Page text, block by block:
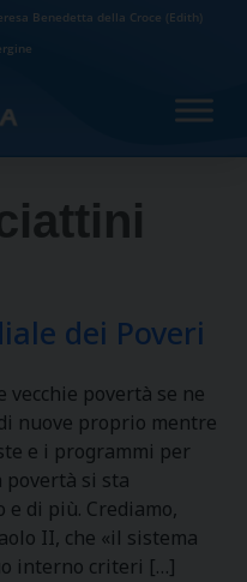
Benedetta della Croce (Edith)
dei Poveri
povertà se ne
nuove proprio mentre
e i programmi per
povertà si sta
e di più. Crediamo,
II, che «il sistema
interno criteri […]